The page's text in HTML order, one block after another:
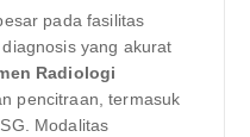
pada fasilitas
yang akurat
Radiologi
pencitraan, termasuk
Modalitas